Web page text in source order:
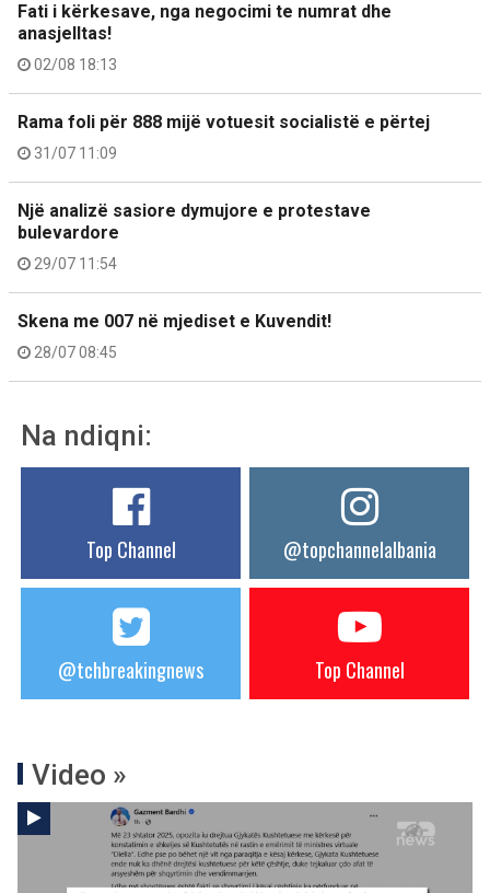
Fati i kërkesave, nga negocimi te numrat dhe
anasjelltas!
02/08 18:13
Rama foli për 888 mijë votuesit socialistë e përtej
31/07 11:09
Një analizë sasiore dymujore e protestave
bulevardore
29/07 11:54
Skena me 007 në mjediset e Kuvendit!
28/07 08:45
Na ndiqni:
Top Channel @topchannelalbania
@tchbreakingnews Top Channel
Video »